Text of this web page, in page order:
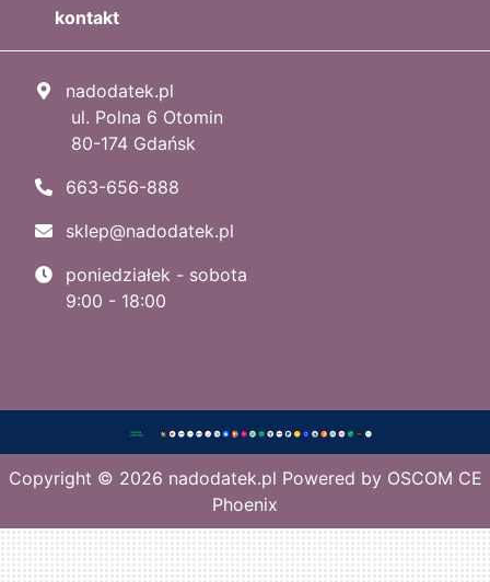
kontakt
nadodatek.pl
ul. Polna 6 Otomin
80-174 Gdańsk
663-656-888
sklep@nadodatek.pl
poniedziałek - sobota
9:00 - 18:00
Copyright © 2026 nadodatek.pl Powered by OSCOM CE
Phoenix